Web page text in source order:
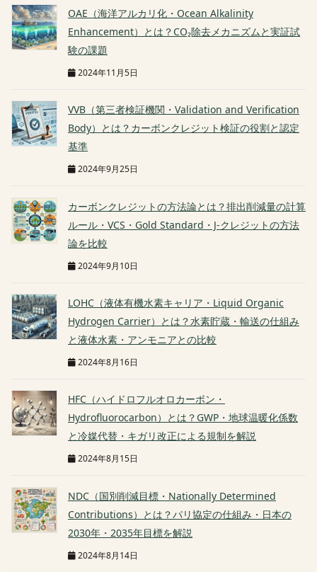
OAE（海洋アルカリ化・Ocean Alkalinity
Enhancement）とは？CO₂除去メカニズムと実証試
験の課題
2024年11月5日
VVB（第三者検証機関・Validation and Verification
Body）とは？カーボンクレジット検証の役割と認定
基準
2024年9月25日
カーボンクレジットの方法論とは？排出削減量の計算
ルール・VCS・Gold Standard・J-クレジットの方法
論を比較
2024年9月10日
LOHC（液体有機水素キャリア・Liquid Organic
Hydrogen Carrier）とは？水素貯蔵・輸送の仕組み
と液体水素・アンモニアとの比較
2024年8月16日
HFC（ハイドロフルオロカーボン・
Hydrofluorocarbon）とは？GWP・地球温暖化係数
と冷媒代替・キガリ改正による規制を解説
2024年8月15日
NDC（国別削減目標・Nationally Determined
Contributions）とは？パリ協定の仕組み・日本の
2030年・2035年目標を解説
2024年8月14日